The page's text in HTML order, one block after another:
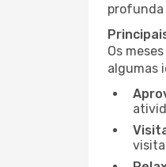
profunda
Os
algumas